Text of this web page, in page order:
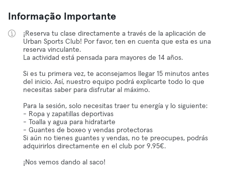
Informação Importante
¡Reserva tu clase directamente a través de la aplicación de
Urban Sports Club! Por favor, ten en cuenta que esta es una
reserva vinculante.
La actividad está pensada para mayores de 14 años.
Si es tu primera vez, te aconsejamos llegar 15 minutos antes
del inicio. Así, nuestro equipo podrá explicarte todo lo que
necesitas saber para disfrutar al máximo.
Para la sesión, solo necesitas traer tu energía y lo siguiente:
- Ropa y zapatillas deportivas
- Toalla y agua para hidratarte
- Guantes de boxeo y vendas protectoras
Si aún no tienes guantes y vendas, no te preocupes, podrás
adquirirlos directamente en el club por 9.95€.
¡Nos vemos dando al saco!